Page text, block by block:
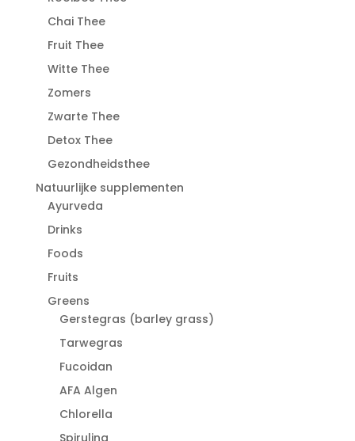
Chai Thee
Fruit Thee
Witte Thee
Zomers
Zwarte Thee
Detox Thee
Gezondheidsthee
Natuurlijke supplementen
Ayurveda
Drinks
Foods
Fruits
Greens
Gerstegras (barley grass)
Tarwegras
Fucoidan
AFA Algen
Chlorella
Spirulina